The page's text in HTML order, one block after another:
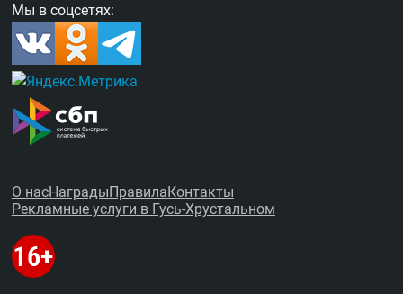
Мы в соцсетях:
О насНаградыПравилаКонтакты
Рекламные услуги в Гусь-Хрустальном